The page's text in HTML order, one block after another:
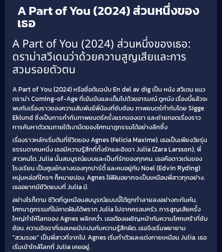
A Part of You (2024) ส่วนหนึ่งของ
เธอ
A Part of You (2024) ส่วนหนึ่งของเธอ:
ดราม่าสวีเดนว่าด้วยความสูญเสียและการ
สวมรอยตัวตน
A Part of You (2024) หรือชื่อต้นฉบับ En del av dig เป็น หนัง สวีเดน แนว
ดราม่า Coming-of-Age ที่เข้มข้นและเต็มไปด้วยอารมณ์ ดูหนัง เรื่องนี้แล้วจะ
พบกับเรื่องราวของความสัมพันธ์พี่น้องที่ซับซ้อน ภาพยนตร์กำกับโดย Sigge
Eklund ซึ่งเป็นการกำกับภาพยนตร์ครั้งแรกของเขา และถ่ายทอดเรื่องราว
การค้นหาตัวตนภายใต้เงามืดของโศกนาฏกรรมได้อย่างลึกซึ้ง
เรื่องราวหลักเริ่มต้นที่ชีวิตของ Agnes (Felicia Maxime). เธอเป็นเพียงวัยรุ่น
ธรรมดาคนหนึ่ง เธอมีความรู้สึกที่ทั้งรักและอิจฉา Julia (Zara Larsson), พี่
สาวคนโต. Julia นั้นสมบูรณ์แบบและเป็นที่รักของทุกคน. เธอคือดาวเด่นของ
โรงเรียน เป็นศูนย์กลางของทุกปาร์ตี้ และคบอยู่กับ Noel (Edvin Ryding)
หนุ่มหล่อที่ใครๆ ก็หมายปอง. Agnes ใฝ่ฝันอยากจะเป็นเหมือนพี่สาวทุกอย่าง.
เธออยากมีชีวิตแบบที่ Julia มี.
อย่างไรก็ตาม ชีวิตที่ดูเหมือนสมบูรณ์แบบนี้ได้ถูกทำลายลงอย่างกะทันหัน.
โศกนาฏกรรมที่ไม่คาดฝันได้พราก Julia ไปจากครอบครัว. การสูญเสียครั้ง
ใหญ่ทำให้โลกของ Agnes พลิกคว่ำ. เธอต้องเผชิญหน้ากับความโศกเศร้าที่ซับ
ซ้อน. ความอิจฉาที่เธอเคยมีปะปนกับความรู้สึกผิด. เธอจึงเริ่มพยายาม
“สวมรอย” เป็นพี่สาวที่จากไป. Agnes เริ่มทำตัวและแต่งกายเหมือน Julia. เธอ
เริ่มเข้าใกล้โลกที่ Julia เคยอยู่.